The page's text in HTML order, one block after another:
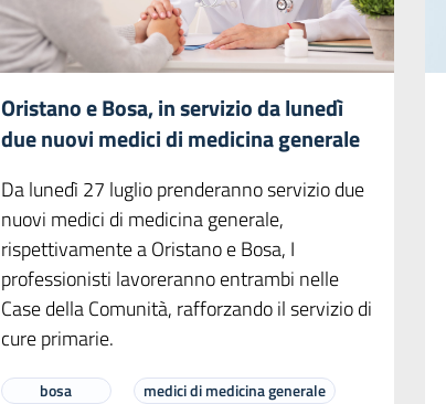
Oristano e Bosa, in servizio da lunedì
due nuovi medici di medicina generale
Da lunedì 27 luglio prenderanno servizio due
nuovi medici di medicina generale,
rispettivamente a Oristano e Bosa, I
professionisti lavoreranno entrambi nelle
Case della Comunità, rafforzando il servizio di
cure primarie.
bosa
medici di medicina generale